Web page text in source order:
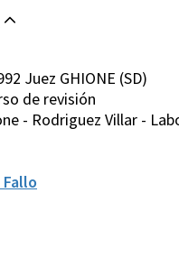
Juez GHIONE (SD)
de revisión
- Rodriguez Villar -